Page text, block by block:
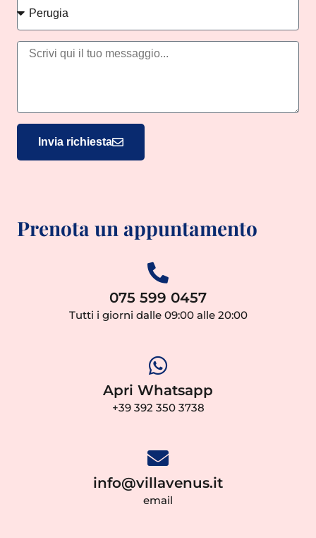
Invia richiesta
Prenota un appuntamento
075 599 0457
Tutti i giorni dalle 09:00 alle 20:00
Apri Whatsapp
+39 392 350 3738
info@villavenus.it
email